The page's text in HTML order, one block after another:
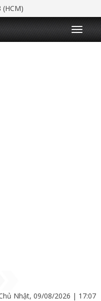
(HCM)
T
o
g
Nhật, 09/08/2026 | 17:07